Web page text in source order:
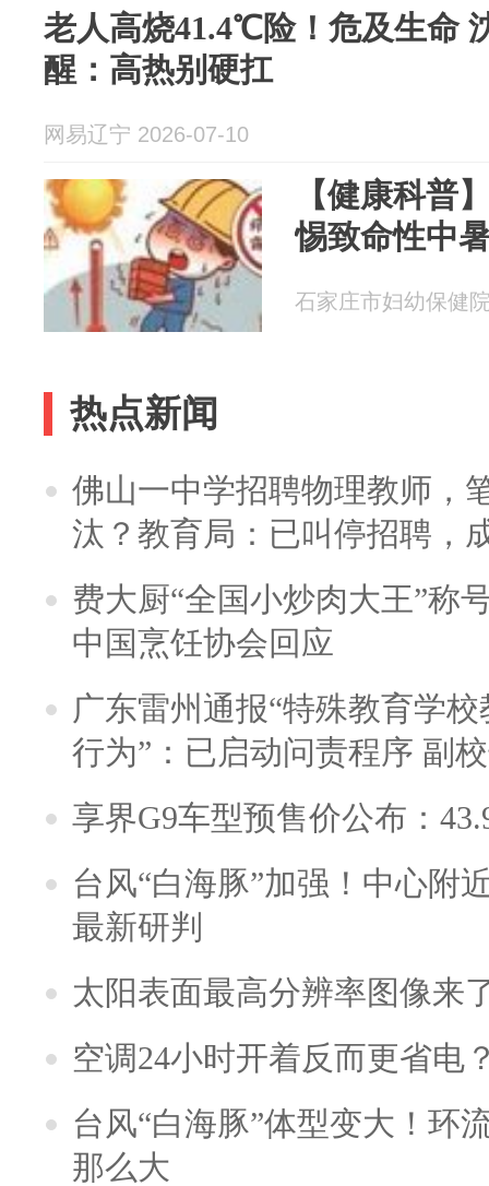
老人高烧41.4℃险！危及生命
醒：高热别硬扛
网易辽宁 2026-07-10
【健康科普
惕致命性中
石家庄市妇幼保健
热点新闻
佛山一中学招聘物理教师，
汰？教育局：已叫停招聘，
费大厨“全国小炒肉大王”称
中国烹饪协会回应
广东雷州通报“特殊教育学
行为”：已启动问责程序 副
享界G9车型预售价公布：
台风“白海豚”加强！中心附
最新研判
太阳表面最高分辨率图像来
空调24小时开着反而更省电
台风“白海豚”体型变大！环
那么大